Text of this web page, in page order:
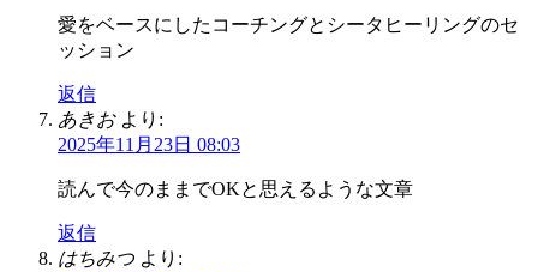
愛をベースにしたコーチングとシータヒーリングのセ
ッション
返信
あきお より:
2025年11月23日 08:03
読んで今のままでOKと思えるような文章
返信
はちみつ より: